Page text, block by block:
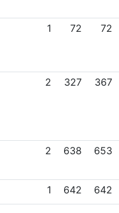
1 72 72
2 327 367
2 638 653
1 642
642